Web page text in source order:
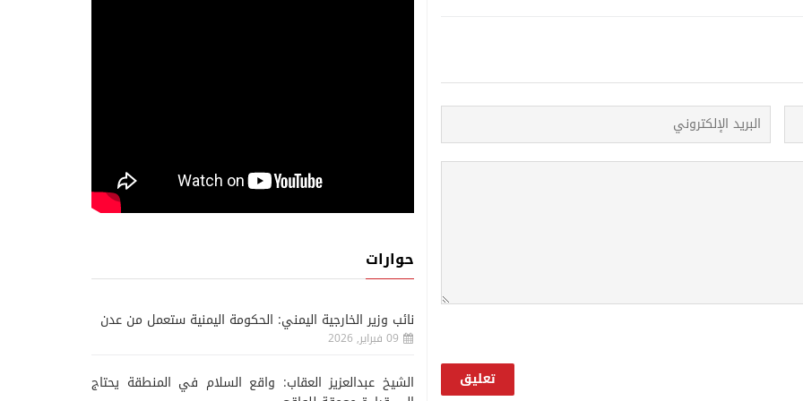
حوارات
نائب وزير الخارجية اليمني: الحكومة اليمنية ستعمل من عدن
09 فبراير, 2026
الشيخ عبدالعزيز العقاب: واقع السلام في المنطقة يحتاج